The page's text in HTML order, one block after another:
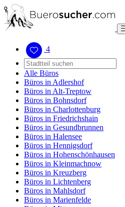
4
Alle Büros
Büros in Adlershof
Büros in Alt-Treptow
Büros in Bohnsdorf
Büros in Charlottenburg
Büros in Friedrichshain
Büros in Gesundbrunnen
Büros in Halensee
Büros in Hennigsdorf
Büros in Hohenschönhausen
Büros in Kleinmachnow
Büros in Kreuzberg
Büros in Lichtenberg
Büros in Mahlsdorf
Büros in Marienfelde